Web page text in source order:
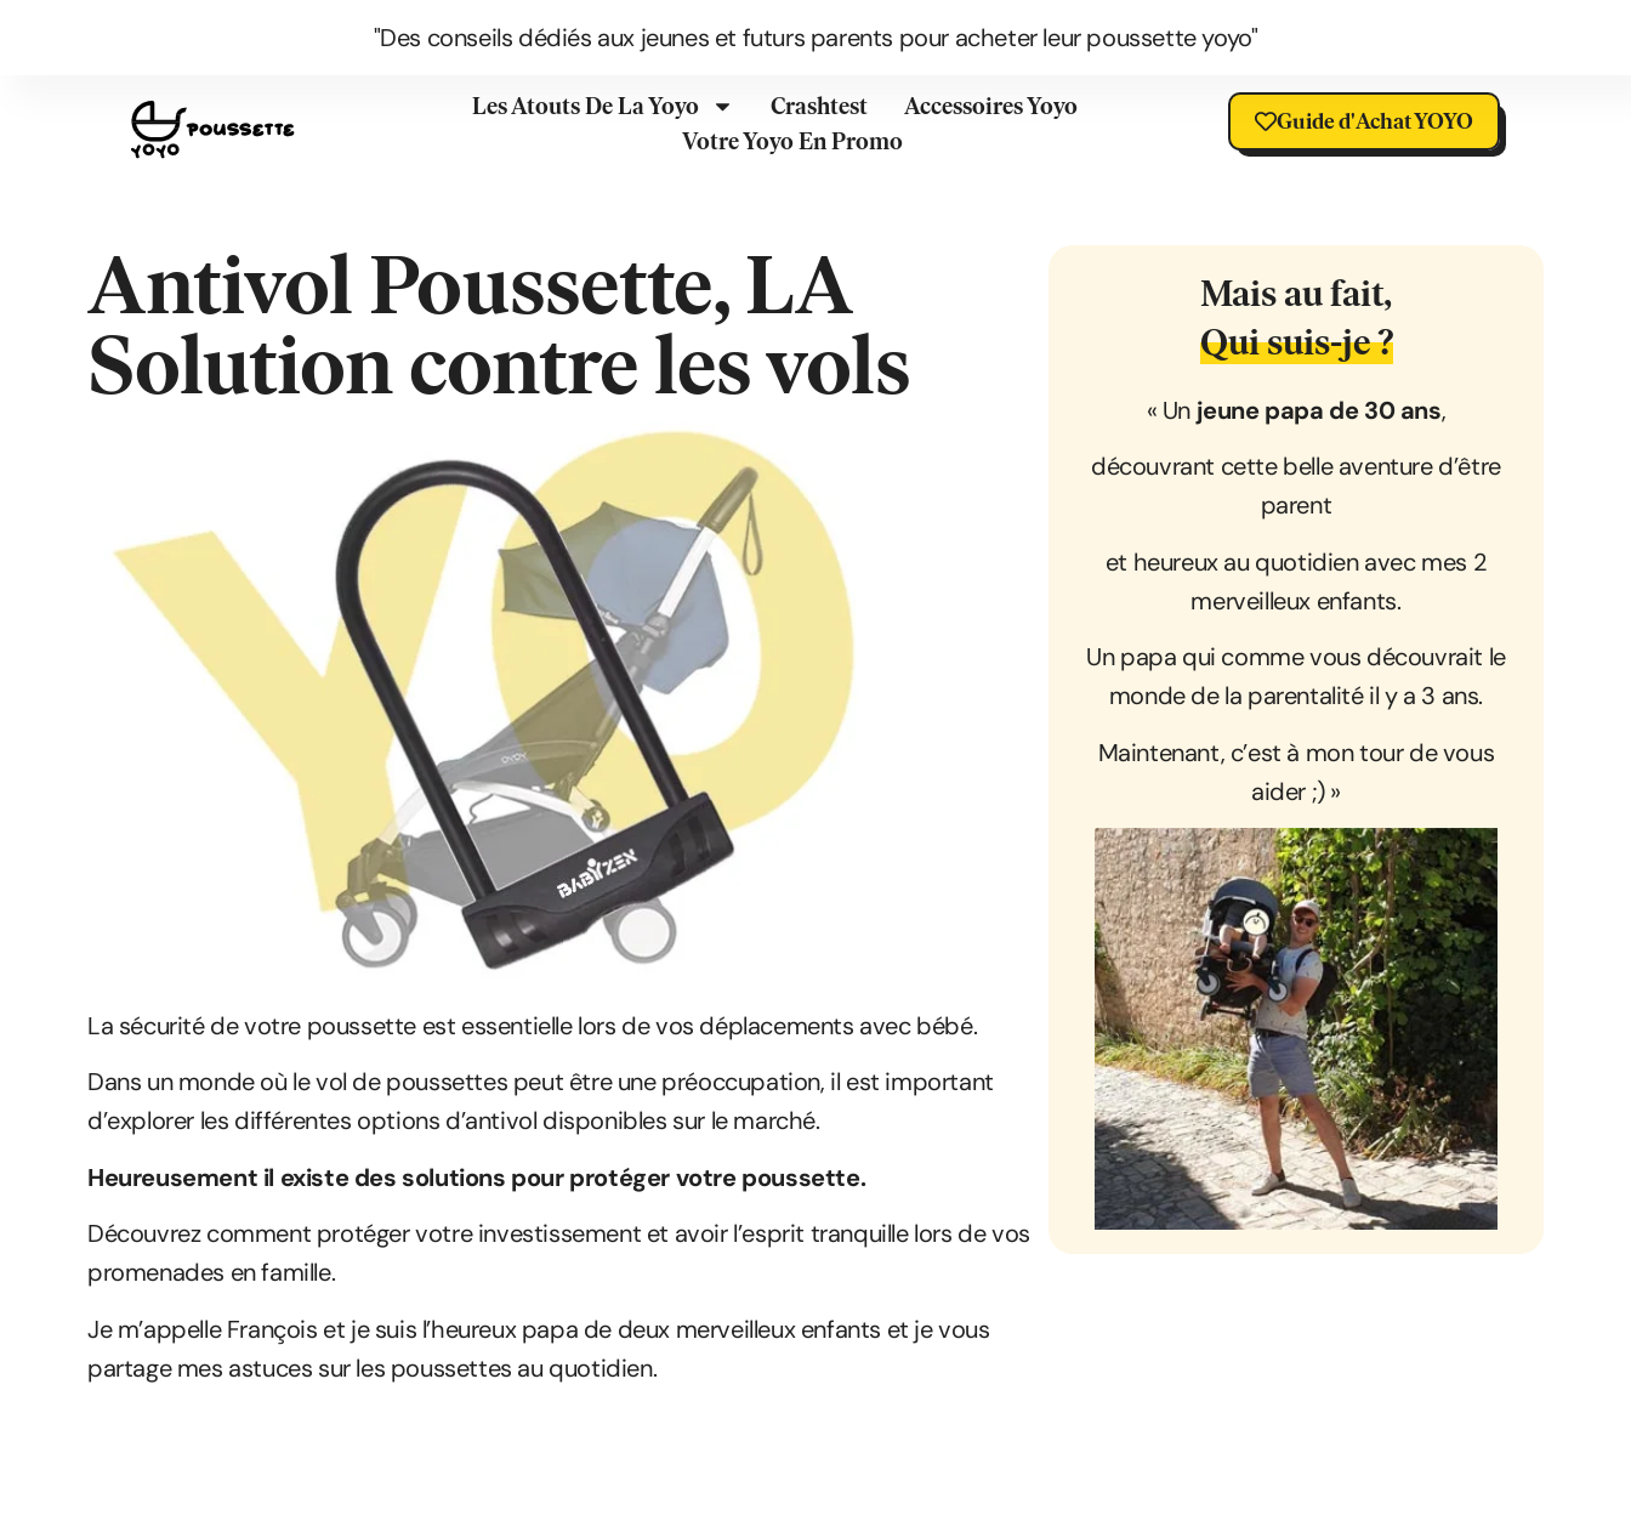
"Des conseils dédiés aux jeunes et futurs parents pour acheter leur poussette yoyo"
Les Atouts De La Yoyo Crashtest
Accessoires Yoyo
Votre Yoyo En Promo
Guide d'Achat YOYO
Antivol Poussette, LA
Solution contre les vols
La sécurité de votre poussette est essentielle lors de vos déplacements avec bébé.
Dans un monde où le vol de poussettes peut être une préoccupation, il est important
d’explorer les différentes options d’antivol disponibles sur le marché.
Heureusement il existe des solutions pour protéger votre poussette.
Découvrez comment protéger votre investissement et avoir l’esprit tranquille lors de vos
promenades en famille.
Je m’appelle François et je suis l’heureux papa de deux merveilleux enfants et je vous
partage mes astuces sur les poussettes au quotidien.
Mais au fait,
Qui suis-je ?
« Un jeune papa de 30 ans,
découvrant cette belle aventure d’être
parent
et heureux au quotidien avec mes 2
merveilleux enfants.
Un papa qui comme vous découvrait le
monde de la parentalité il y a 3 ans.
Maintenant, c’est à mon tour de vous
aider ;) »